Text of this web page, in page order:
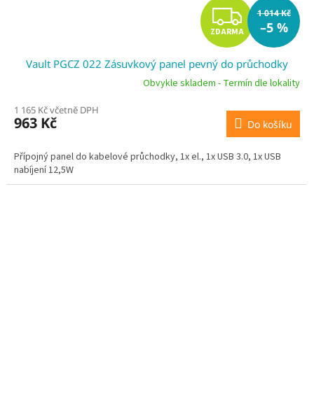
Z
D
A
R
M
A
ZDARMA
1 014 Kč
–5 %
Vault PGCZ 022 Zásuvkový panel pevný do průchodky
Obvykle skladem - Termín dle lokality
1 165 Kč včetně DPH
963 Kč Do košíku
Přípojný panel do kabelové průchodky, 1x el., 1x USB 3.0, 1x USB
nabíjení 12,5W